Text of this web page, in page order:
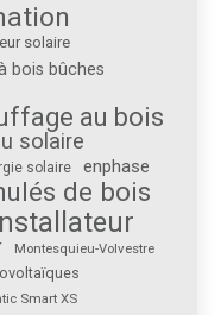
solaire
bois bûches
au bois
solaire
solaire enphase
de bois
Montesquieu-Volvestre
Smart XS